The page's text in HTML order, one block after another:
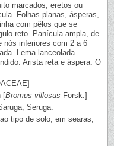
marcados, eretos ou
Folhas planas, ásperas,
com pêlos que se
reto. Panícula ampla, de
nós inferiores com 2 a 6
Lema lanceolada
Arista reta e áspera. O
[Bromus villosus Forsk.]
Seruga.
tipo de solo, em searas,